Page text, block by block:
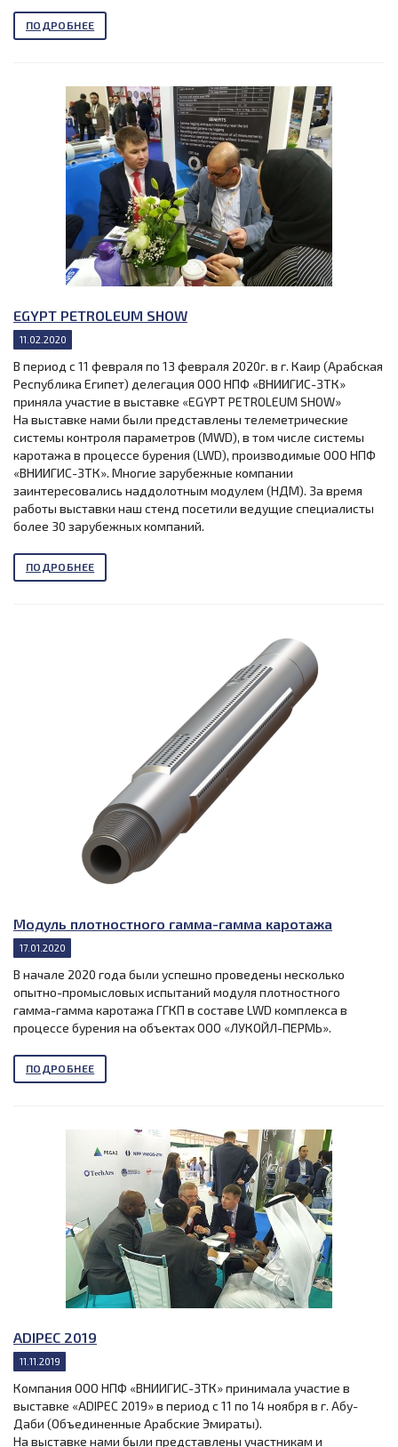
ПОДРОБНЕЕ
EGYPT PETROLEUM SHOW
11.02.2020
В период с 11 февраля по 13 февраля 2020г. в г. Каир (Арабская
Республика Египет) делегация ООО НПФ «ВНИИГИС-ЗТК»
приняла участие в выставке «EGYPT PETROLEUM SHOW»
На выставке нами были представлены телеметрические
системы контроля параметров (MWD), в том числе системы
каротажа в процессе бурения (LWD), производимые ООО НПФ
«ВНИИГИС-ЗТК». Многие зарубежные компании
заинтересовались наддолотным модулем (НДМ). За время
работы выставки наш стенд посетили ведущие специалисты
более 30 зарубежных компаний.
ПОДРОБНЕЕ
Модуль плотностного гамма-гамма каротажа
17.01.2020
В начале 2020 года были успешно проведены несколько
опытно-промысловых испытаний модуля плотностного
гамма-гамма каротажа ГГКП в составе LWD комплекса в
процессе бурения на объектах ООО «ЛУКОЙЛ-ПЕРМЬ».
ПОДРОБНЕЕ
ADIPEC 2019
11.11.2019
Компания ООО НПФ «ВНИИГИС-ЗТК» принимала участие в
выставке «ADIPEC 2019» в период с 11 по 14 ноября в г. Абу-
Даби (Объединенные Арабские Эмираты).
На выставке нами были представлены участникам и